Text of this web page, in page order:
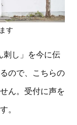
す
刺し」を今に伝
ので、こちらの
ん。受付に声を
。